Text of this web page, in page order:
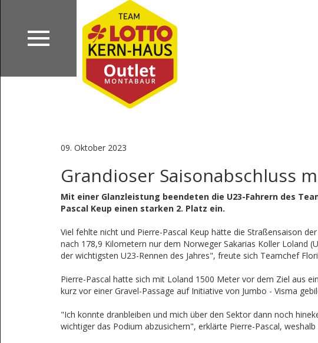
09. Oktober 2023
Grandioser Saisonabschluss
Mit einer Glanzleistung beendeten die U23-Fahrern des
Pascal Keup einen starken 2. Platz ein.
Viel fehlte nicht und Pierre-Pascal Keup hätte die Straßensaison
nach 178,9 Kilometern nur dem Norweger Sakarias Koller Loland
der wichtigsten U23-Rennen des Jahres", freute sich Teamchef
Pierre-Pascal hatte sich mit Loland 1500 Meter vor dem Ziel aus
kurz vor einer Gravel-Passage auf Initiative von Jumbo - Visma
"Ich konnte dranbleiben und mich über den Sektor dann noch
wichtiger das Podium abzusichern", erklärte Pierre-Pascal,